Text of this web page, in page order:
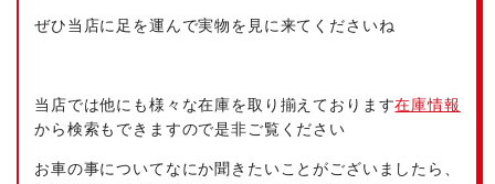
ぜひ当店に足を運んで実物を見に来てくださいね
当店では他にも様々な在庫を取り揃えております在庫情報
から検索もできますので是非ご覧ください
お車の事についてなにか聞きたいことがございましたら、